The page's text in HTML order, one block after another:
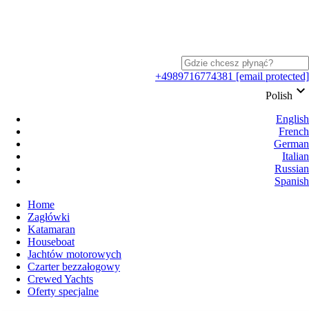
+4989716774381 [email protected]
Polish keyboard_arrow_down
English
French
German
Italian
Russian
Spanish
Home
Zagłówki
Katamaran
Houseboat
Jachtów motorowych
Czarter bezzałogowy
Crewed Yachts
Oferty specjalne